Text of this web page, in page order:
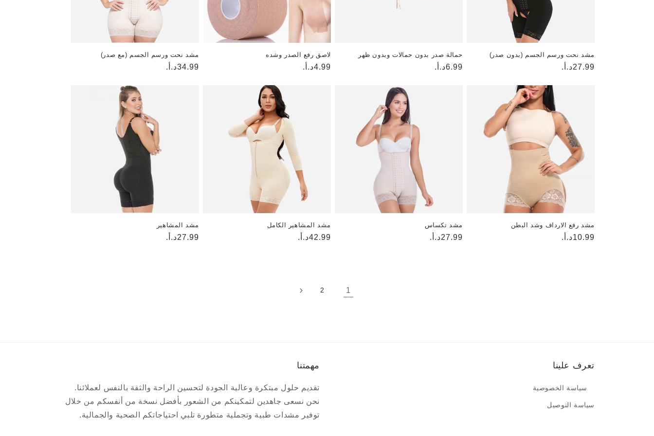
مشد نحت ورسم الجسم (بدون صدر)
السعر
27.99د.أ.
حمالة صدر بدون حمالات وبدون ظهر
السعر
6.99د.أ.
لاصق رفع الصدر وشده
السعر
4.99د.أ.
مشد نحت ورسم الجسم (مع صدر)
السعر
34.99د.أ.
مشد رفع الارداف وشد البطن
السعر
10.99د.أ.
مشد تكساس
السعر
27.99د.أ.
مشد المشاهير الكامل
السعر
42.99د.أ.
مشد المشاهير
السعر
27.99د.أ.
1
2
تعرف علينا
سياسة الخصوصية
سياسة التوصيل
مهمتنا
تقديم حلول مبتكرة وعالية الجودة لتحسين الراحة والثقة بالنفس لعملائنا.
نحن نسعى جاهدين لتمكينكم من الشعور بأفضل نسخة من أنفسكم من خلال
توفير مشدات طبية وتجملية متطورة تلبي احتياجاتكم الصحية والجمالية.